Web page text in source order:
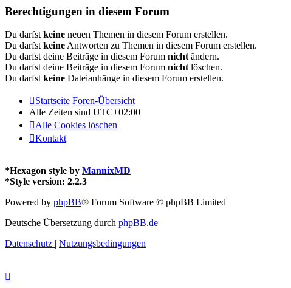
Berechtigungen in diesem Forum
Du darfst keine neuen Themen in diesem Forum erstellen.
Du darfst keine Antworten zu Themen in diesem Forum erstellen.
Du darfst deine Beiträge in diesem Forum nicht ändern.
Du darfst deine Beiträge in diesem Forum nicht löschen.
Du darfst keine Dateianhänge in diesem Forum erstellen.
Startseite Foren-Übersicht
Alle Zeiten sind UTC+02:00
Alle Cookies löschen
Kontakt
*Hexagon style by MannixMD
*Style version: 2.2.3
Powered by phpBB® Forum Software © phpBB Limited
Deutsche Übersetzung durch phpBB.de
Datenschutz | Nutzungsbedingungen